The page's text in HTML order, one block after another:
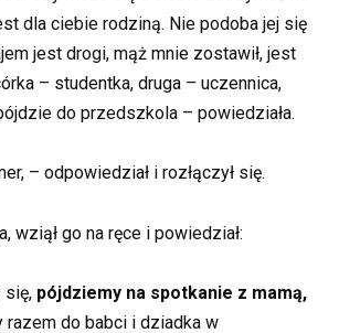
dla ciebie rodziną. Nie podoba jej się
jest drogi, mąż mnie zostawił, jest
– studentka, druga – uczennica,
do przedszkola – powiedziała.
– odpowiedział i rozłączył się.
wziął go na ręce i powiedział:
się, pójdziemy na spotkanie z mamą,
do babci i dziadka w